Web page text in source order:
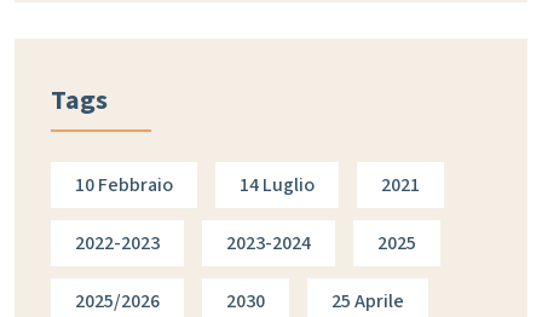
Tags
10 Febbraio 14 Luglio 2021
2022-2023 2023-2024 2025
2025/2026 2030 25 Aprile